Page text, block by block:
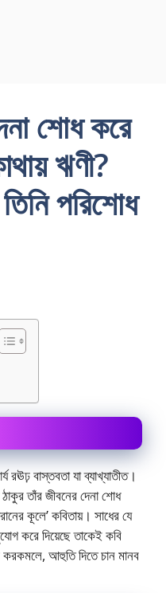
শোধ করে
ঋণী?
পরিশোধ
বাস্তবতা যা ব্যাখ্যাতীত।
ঠাকুর তাঁর জীবনের দেনা শোধ
কূলে’ কবিতায়। সাধের যে
করে দিয়েছে তাকেই কবি
করকমলে, আহুতি দিতে চান মানব